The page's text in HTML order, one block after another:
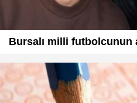
Bursalı milli futbolcunun